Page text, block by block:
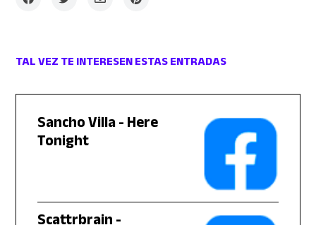
TAL VEZ TE INTERESEN ESTAS ENTRADAS
Sancho Villa - Here
Tonight